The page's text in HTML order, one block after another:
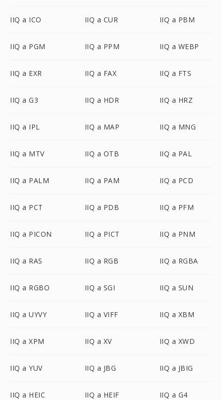
IIQ a ICO IIQ a CUR IIQ a PBM
IIQ a PGM IIQ a PPM IIQ a WEBP
IIQ a EXR IIQ a FAX IIQ a FTS
IIQ a G3 IIQ a HDR IIQ a HRZ
IIQ a IPL IIQ a MAP IIQ a MNG
IIQ a MTV IIQ a OTB IIQ a PAL
IIQ a PALM IIQ a PAM IIQ a PCD
IIQ a PCT IIQ a PDB IIQ a PFM
IIQ a PICON IIQ a PICT IIQ a PNM
IIQ a RAS IIQ a RGB IIQ a RGBA
IIQ a RGBO IIQ a SGI IIQ a SUN
IIQ a UYVY IIQ a VIFF IIQ a XBM
IIQ a XPM IIQ a XV IIQ a XWD
IIQ a YUV IIQ a JBG IIQ a JBIG
IIQ a HEIC IIQ a HEIF IIQ a G4